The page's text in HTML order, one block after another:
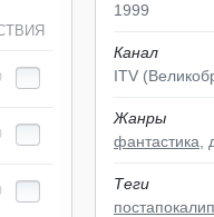
1999
Канал
ITV
Жанры
фантастика
Теги